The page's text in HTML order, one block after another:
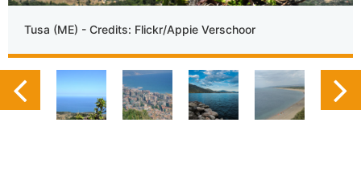
Tusa (ME) - Credits: Flickr/Appie Verschoor